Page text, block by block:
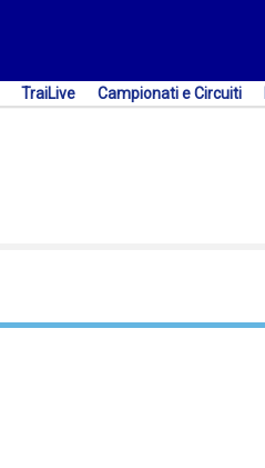
TraiLive Campionati e Circuiti